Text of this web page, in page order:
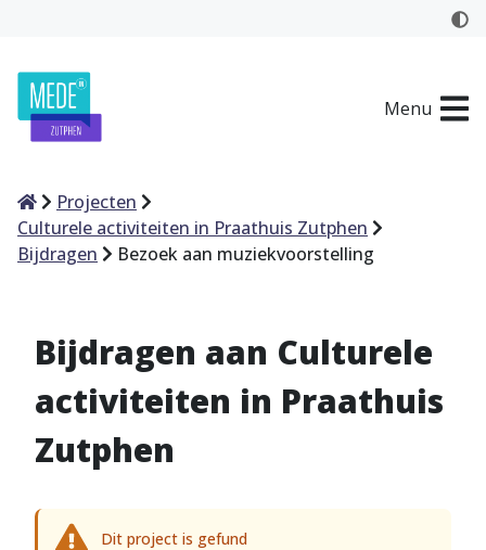
Menu
HomeProjecten
Culturele activiteiten in Praathuis Zutphen
Bijdragen
Bezoek aan muziekvoorstelling
Bijdragen aan Culturele
activiteiten in Praathuis
Zutphen
Dit project is gefund